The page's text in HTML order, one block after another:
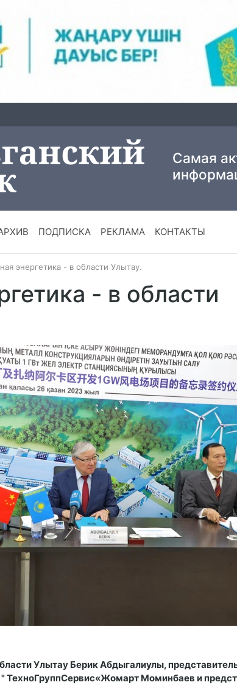
Самая
ПОДПИСКА РЕКЛАМА КОНТАКТЫ
энергетика - в области Улытау.
- в области
Улытау Берик Абдыгалиулы,
ТехноГруппСервис«Жомарт Моминбаев и